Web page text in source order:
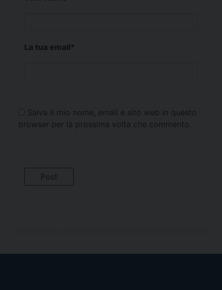
La tua email*
Salva il mio nome, email e sito web in questo
browser per la prossima volta che commento.